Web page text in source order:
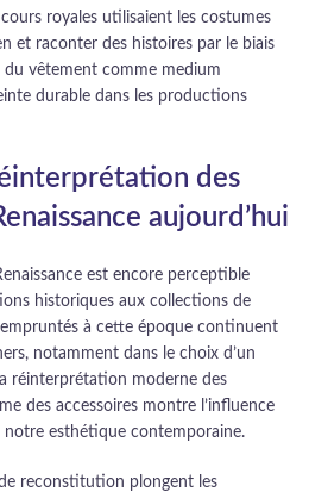
royales utilisaient les costumes
et raconter des histoires par le biais
vêtement comme medium
durable dans les productions
des
aujourd’hui
est encore perceptible
historiques aux collections de
à cette époque continuent
notamment dans le choix d’un
réinterprétation moderne des
des accessoires montre l’influence
esthétique contemporaine.
reconstitution plongent les